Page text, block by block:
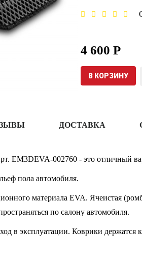
4 600 Р
В КОРЗИНУ
ДОСТАВКА
EM3DEVA-002760 - это отличный
пола автомобиля.
материала EVA. Ячеистая
по салону автомобиля.
в эксплуатации. Коврики держатся